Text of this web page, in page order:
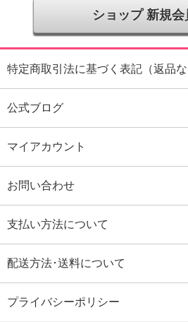
ショップ 新規
特定商取引法に基づく表記（返品な
公式ブログ
マイアカウント
お問い合わせ
支払い方法について
配送方法･送料について
プライバシーポリシー